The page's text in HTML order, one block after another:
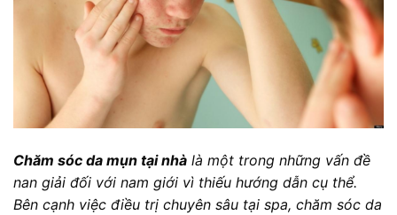
Chăm sóc da mụn tại nhà là một trong những vấn đề
nan giải đối với nam giới vì thiếu hướng dẫn cụ thể.
Bên cạnh việc điều trị chuyên sâu tại spa, chăm sóc da